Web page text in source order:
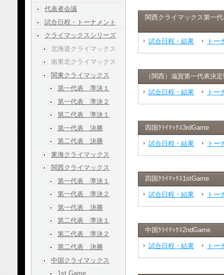
関西クライマックス第一
試合日程・結果 トー
（関西）滋賀第一代表決
試合日程・結果 トー
四国ｸﾗｲﾏｯｸｽ3rdGame
試合日程・結果 トー
四国ｸﾗｲﾏｯｸｽ1stGame
試合日程・結果 トー
中国ｸﾗｲﾏｯｸｽ2ndGame
試合日程・結果 トー
代表者会議
試合日程・トーナメント
クライマックスシリーズ
北海道クライマックス
南東北クライマックス
関東クライマックス
第一代表 準決１
第一代表 準決２
第二代表 準決１
第一代表 決勝
第二代表 決勝
東海クライマックス
関西クライマックス
第一代表 準決１
第一代表 準決２
第一代表 決勝
第二代表 準決１
第二代表 準決２
第二代表 決勝
中国クライマックス
1st Game